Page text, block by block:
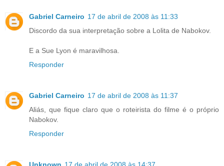
Gabriel Carneiro 17 de abril de 2008 às 11:33
Discordo da sua interpretação sobre a Lolita de Nabokov.
E a Sue Lyon é maravilhosa.
Responder
Gabriel Carneiro 17 de abril de 2008 às 11:37
Aliás, que fique claro que o roteirista do filme é o próprio
Nabokov.
Responder
Unknown 17 de abril de 2008 às 14:37